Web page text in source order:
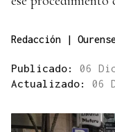
Redacción |
Publicado: 06
Actualizado: 06